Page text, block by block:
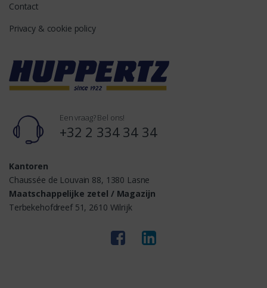
Contact
Privacy & cookie policy
Een vraag? Bel ons!
+32 2 334 34 34
Kantoren
Chaussée de Louvain 88, 1380 Lasne
Maatschappelijke zetel / Magazijn
Terbekehofdreef 51, 2610 Wilrijk